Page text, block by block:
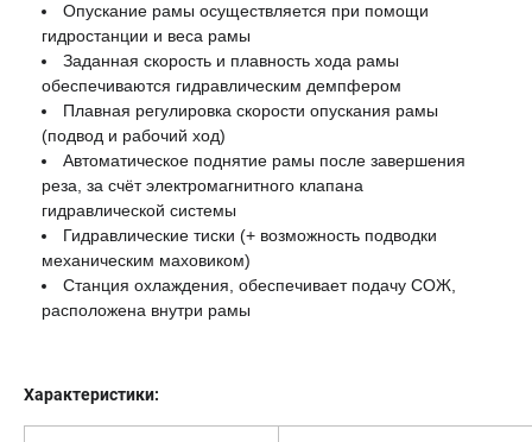
Опускание рамы осуществляется при помощи
гидростанции и веса рамы
Заданная скорость и плавность хода рамы
обеспечиваются гидравлическим демпфером
Плавная регулировка скорости опускания рамы
(подвод и рабочий ход)
Автоматическое поднятие рамы после завершения
реза, за счёт электромагнитного клапана
гидравлической системы
Гидравлические тиски (+ возможность подводки
механическим маховиком)
Станция охлаждения, обеспечивает подачу СОЖ,
расположена внутри рамы
Характеристики: